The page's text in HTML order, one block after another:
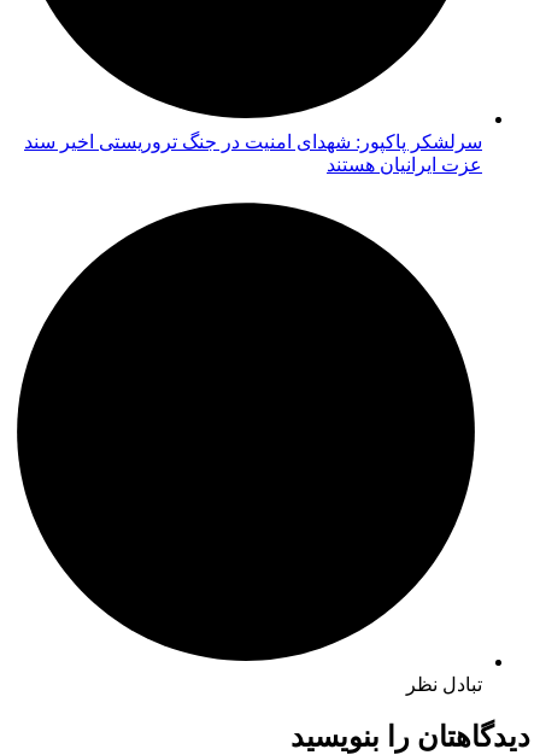
سرلشکر پاکپور: شهدای امنیت در جنگ تروریستی اخیر سند
عزت ایرانیان هستند
تبادل نظر
دیدگاهتان را بنویسید